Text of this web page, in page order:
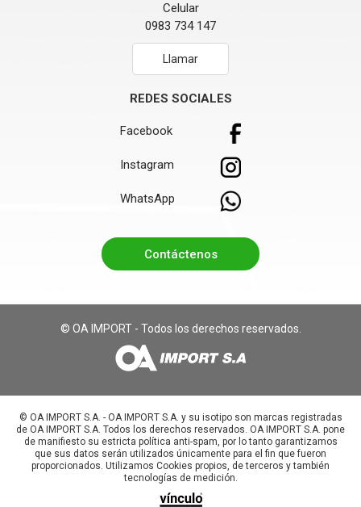
Celular
0983 734 147
Llamar
REDES SOCIALES
Facebook
Instagram
WhatsApp
Contáctenos
© OA IMPORT - Todos los derechos reservados.
©️ OA IMPORT S.A. - OA IMPORT S.A. y su isotipo son marcas registradas
de OA IMPORT S.A. Todos los derechos reservados. OA IMPORT S.A. pone
de manifiesto su estricta política anti-spam, por lo tanto garantizamos
que sus datos serán utilizados únicamente para el fin que fueron
proporcionados. Utilizamos Cookies propios, de terceros y también
tecnologías de medición.